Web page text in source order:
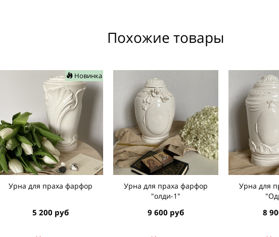
Похожие товары
Новинка
Урна для праха фарфор
5 200 руб
Урна для праха фарфор
"олди-1"
9 600 руб
Урна для
8